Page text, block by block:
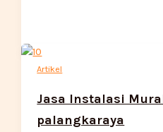
Artikel
Jasa Instalasi
palangkaraya